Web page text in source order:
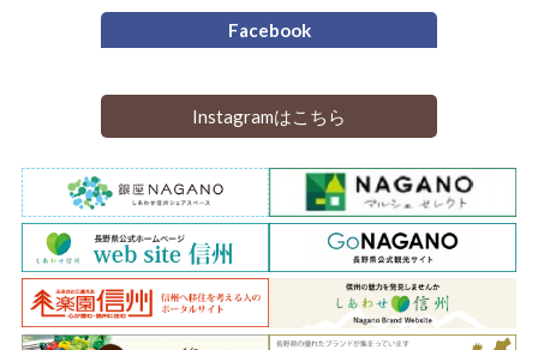
Facebook
Instagramはこちら